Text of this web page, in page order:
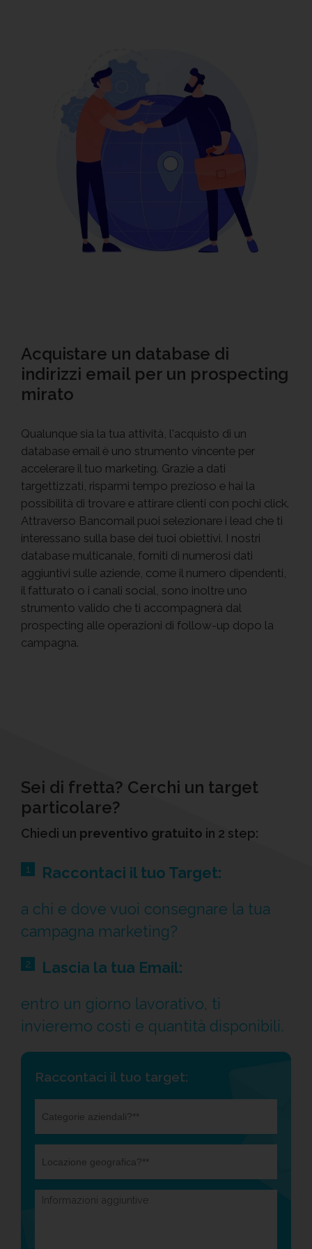
Acquistare un database di
indirizzi email per un prospecting
mirato
Qualunque sia la tua attività, l'acquisto di un
database email è uno strumento vincente per
accelerare il tuo marketing. Grazie a dati
targettizzati, risparmi tempo prezioso e hai la
possibilità di trovare e attirare clienti con pochi click.
Attraverso Bancomail puoi selezionare i lead che ti
interessano sulla base dei tuoi obiettivi. I nostri
database multicanale, forniti di numerosi dati
aggiuntivi sulle aziende, come il numero dipendenti,
il fatturato o i canali social, sono inoltre uno
strumento valido che ti accompagnerà dal
prospecting alle operazioni di follow-up dopo la
campagna.
Sei di fretta? Cerchi un target
particolare?
Chiedi un preventivo gratuito in 2 step:
1. Raccontaci il tuo Target:
a chi e dove vuoi consegnare la tua
campagna marketing?
2. Lascia la tua Email:
entro un giorno lavorativo, ti
invieremo costi e quantità disponibili.
Raccontaci il tuo target: